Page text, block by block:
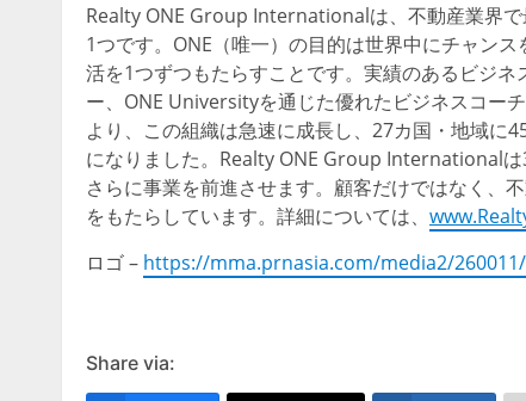
Realty ONE Group Internationalは、不動産業界
1つです。ONE（唯一）の目的は世界中にチャン
活を1つずつもたらすことです。実績のあるビジ
ー、ONE Universityを通じた優れたビジネスコー
より、この組織は急速に成長し、27カ国・地域に
になりました。Realty ONE Group International
さらに事業を前進させます。顧客だけではなく、
をもたらしています。詳細については、
ロゴ – https://mma.prnasia.com/media2/
Share via: